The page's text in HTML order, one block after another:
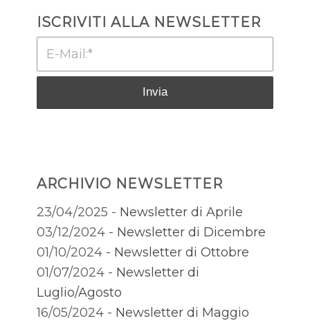
ISCRIVITI ALLA NEWSLETTER
ARCHIVIO NEWSLETTER
23/04/2025 - Newsletter di Aprile
03/12/2024 - Newsletter di Dicembre
01/10/2024 - Newsletter di Ottobre
01/07/2024 - Newsletter di
Luglio/Agosto
16/05/2024 - Newsletter di Maggio